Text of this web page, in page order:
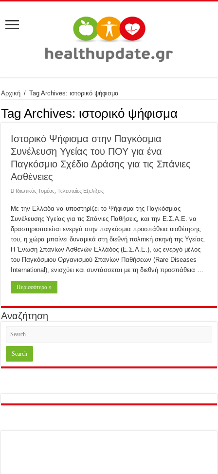
Αρχική / Tag Archives: ιστορικό ψήφισμα
Tag Archives: ιστορικό ψήφισμα
Ιστορικό Ψήφισμα στην Παγκόσμια
Συνέλευση Υγείας του ΠΟΥ για ένα
Παγκόσμιο Σχέδιο Δράσης για τις Σπάνιες
Ασθένειες
Ιδιωτικός Τομέας ,Τελευταίες Εξελίξεις
Με την Ελλάδα να υποστηρίζει το Ψήφισμα της Παγκόσμιας
Συνέλευσης Υγείας για τις Σπάνιες Παθήσεις, και την Ε.Σ.Α.Ε. να
δραστηριοποιείται ενεργά στην παγκόσμια προσπάθεια υιοθέτησης
του, η χώρα μπαίνει δυναμικά στη διεθνή πολιτική σκηνή της Υγείας.
Η Ένωση Σπανίων Ασθενών Ελλάδος (Ε.Σ.Α.Ε.), ως ενεργό μέλος
του Παγκόσμιου Οργανισμού Σπανίων Παθήσεων (Rare Diseases
International), ενισχύει και συντάσσεται με τη διεθνή προσπάθεια …
Περισσότερα »
Αναζήτηση